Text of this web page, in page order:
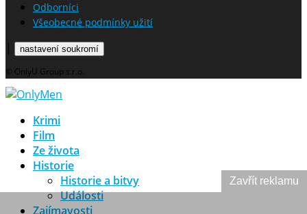
Odborníci
Všeobecné podmínky užití
| nastavení soukromí
© OnlyU Group s.r.o.
Krimi
Film
Ze života
Historie
Historie a bitvy
Události
Zajímavosti
Zavřít reklamu